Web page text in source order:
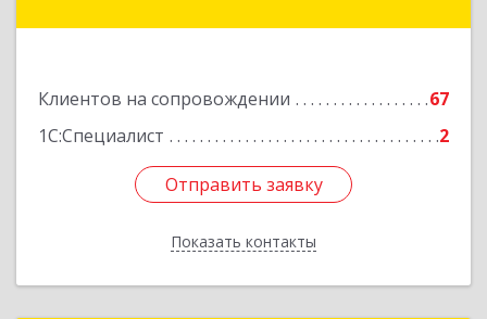
Клиентов на сопровождении
67
1С:Специалист
2
Отправить заявку
Показать контакты
Отправить заявку
Назад